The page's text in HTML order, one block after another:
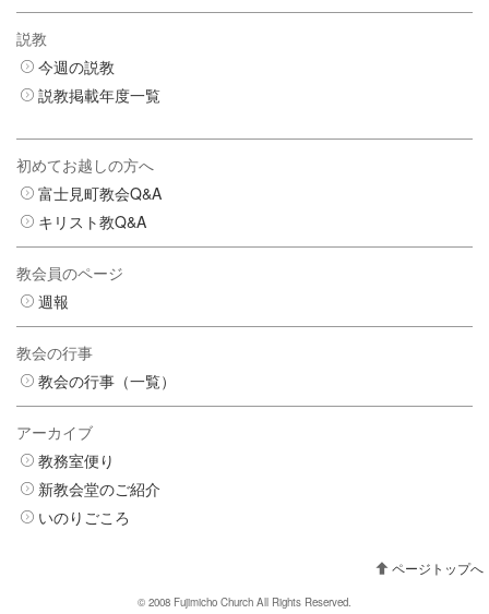
説教
今週の説教
説教掲載年度一覧
初めてお越しの方へ
富士見町教会Q&A
キリスト教Q&A
教会員のページ
週報
教会の行事
教会の行事（一覧）
アーカイブ
教務室便り
新教会堂のご紹介
いのりごころ
ページトップへ
© 2008 Fujimicho Church All Rights Reserved.